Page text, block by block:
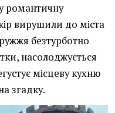
романтичну
вирушили до міста
безтурботно
насолоджується
місцеву кухню
згадку.